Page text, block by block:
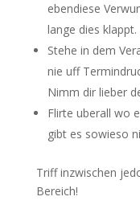
ebendiese
lange dies klappt.
Stehe in dem
nie uff
Nimm dir lieber
Flirte uberall wo
gibt es sowieso
Triff inzwischen
Bereich!